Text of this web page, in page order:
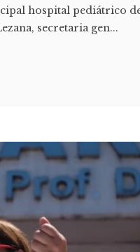
hospital pediátrico
secretaria gen...